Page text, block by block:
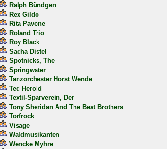
Ralph Bündgen
Rex Gildo
Rita Pavone
Roland Trio
Roy Black
Sacha Distel
Spotnicks, The
Springwater
Tanzorchester Horst Wende
Ted Herold
Textil-Sparverein, Der
Tony Sheridan And The Beat Brothers
Torfrock
Visage
Waldmusikanten
Wencke Myhre